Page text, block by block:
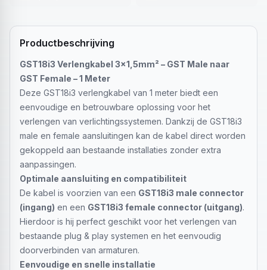
Productbeschrijving
GST18i3 Verlengkabel 3x1,5mm² – GST Male naar
GST Female – 1 Meter
Deze GST18i3 verlengkabel van 1 meter biedt een
eenvoudige en betrouwbare oplossing voor het
verlengen van verlichtingssystemen. Dankzij de GST18i3
male en female aansluitingen kan de kabel direct worden
gekoppeld aan bestaande installaties zonder extra
aanpassingen.
Optimale aansluiting en compatibiliteit
De kabel is voorzien van een GST18i3 male connector
(ingang) en een GST18i3 female connector (uitgang).
Hierdoor is hij perfect geschikt voor het verlengen van
bestaande plug & play systemen en het eenvoudig
doorverbinden van armaturen.
Eenvoudige en snelle installatie